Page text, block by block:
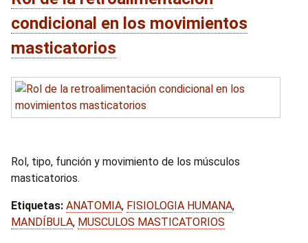
condicional en los movimientos
masticatorios
Rol, tipo, función y movimiento de los músculos
masticatorios.
Etiquetas: ANATOMIA, FISIOLOGIA HUMANA,
MANDÍBULA, MUSCULOS MASTICATORIOS